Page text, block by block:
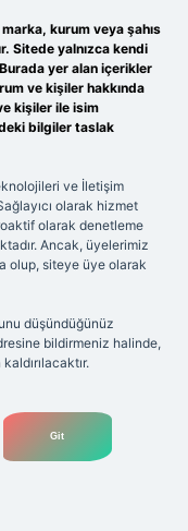
kurum veya şahıs
Sitede yalnızca kendi
Burada yer alan içerikler
ve kişiler hakkında
kişiler ile isim
bilgiler taslak
ve İletişim
olarak hizmet
olarak denetleme
Ancak, üyelerimiz
olup, siteye üye olarak
düşündüğünüz
bildirmeniz halinde,